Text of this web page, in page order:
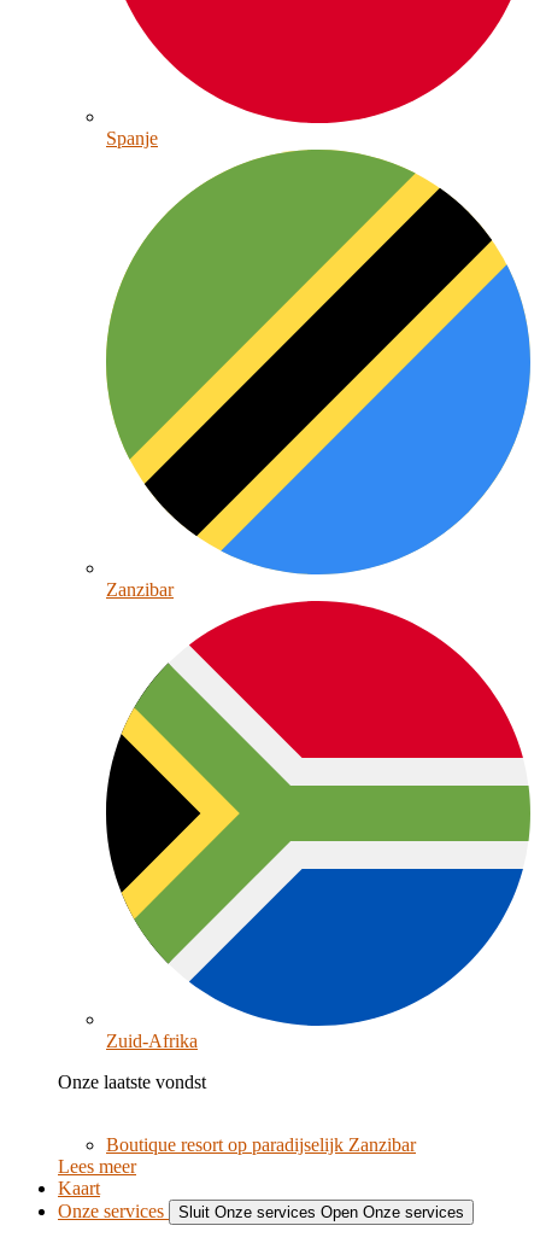
Spanje
Zanzibar
Zuid-Afrika
Onze laatste vondst
Boutique resort op paradijselijk Zanzibar
Lees meer
Kaart
Onze services
Sluit Onze services Open Onze services